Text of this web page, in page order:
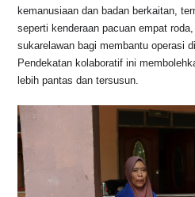
kemanusiaan dan badan berkaitan,
seperti kenderaan pacuan empat
sukarelawan bagi membantu operasi
Pendekatan kolaboratif ini
lebih pantas dan tersusun.